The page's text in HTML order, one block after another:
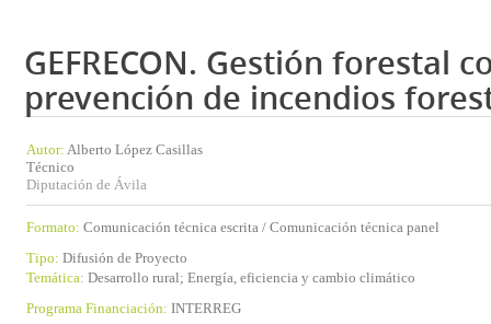
GEFRECON. Gestión forestal
prevención de incendios
Autor: Alberto López Casillas
Técnico
Diputación de Ávila
Formato: Comunicación técnica escrita / Comunicación técnica panel
Tipo: Difusión de Proyecto
Temática: Desarrollo rural; Energía, eficiencia y cambio climático
Programa Financiación: INTERREG